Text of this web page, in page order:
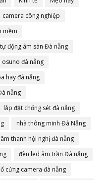
camera công nghiệp
mềm
động âm sàn Đà nẵng
osuno đà nẵng
hay đà nẵng
nẵng
lắp đặt chống sét đà nẵng
nhà thông minh Đà Nẵng
âm thanh hội nghị đà nẵng
đèn led âm trần Đà nẵng
ổ cứng camera đà nẵng